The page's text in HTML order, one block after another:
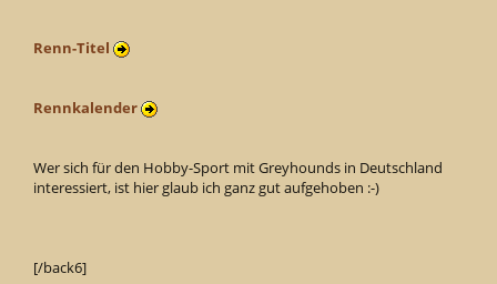
Renn-Titel
Rennkalender
Wer sich für den Hobby-Sport mit Greyhounds in Deutschland
interessiert, ist hier glaub ich ganz gut aufgehoben :-)
[/back6]